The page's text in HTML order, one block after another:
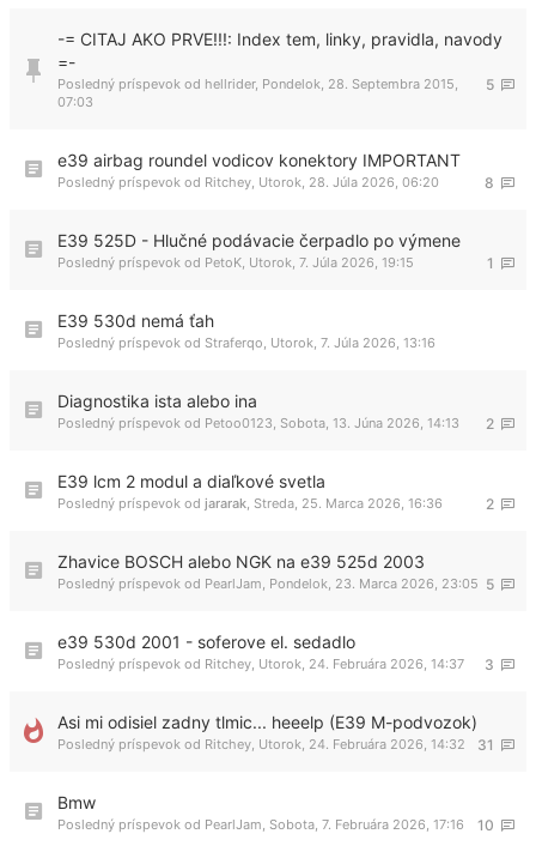
-= CITAJ AKO PRVE!!!: Index tem, linky, pravidla, navody
=-
5
Posledný príspevok od hellrider, Pondelok, 28. Septembra 2015,
07:03
e39 airbag roundel vodicov konektory IMPORTANT
8
Posledný príspevok od Ritchey Utorok, 28. Júla 2026, 06:20
E39 525D - Hlučné podávacie čerpadlo po výmene
1
Posledný príspevok od PetoK Utorok, 7. Júla 2026, 19:15
E39 530d nemá ťah
Posledný príspevok od Straferqo Utorok, 7. Júla 2026, 13:16
Diagnostika ista alebo ina
2
Posledný príspevok od Petoo0123 Sobota, 13. Júna 2026, 14:13
E39 lcm 2 modul a diaľkové svetla
2
Posledný príspevok od jararak Streda, 25. Marca 2026, 16:36
Zhavice BOSCH alebo NGK na e39 525d 2003
5
Posledný príspevok od PearlJam Pondelok, 23. Marca 2026, 23:05
e39 530d 2001 - soferove el. sedadlo
3
Posledný príspevok od Ritchey Utorok, 24. Februára 2026, 14:37
Asi mi odisiel zadny tlmic... heeelp (E39 M-podvozok)
31
Posledný príspevok od Ritchey Utorok, 24. Februára 2026, 14:32
Bmw
10
Posledný príspevok od PearlJam Sobota, 7. Februára 2026, 17:16